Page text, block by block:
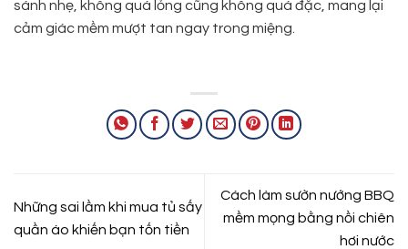
sánh nhẹ, không quá lỏng cũng không quá đặc, mang lại
cảm giác mềm mượt tan ngay trong miệng.
Những sai lầm khi mua tủ sấy
quần áo khiến bạn tốn tiền
Cách làm sườn nướng BBQ
mềm mọng bằng nồi chiên
hơi nước